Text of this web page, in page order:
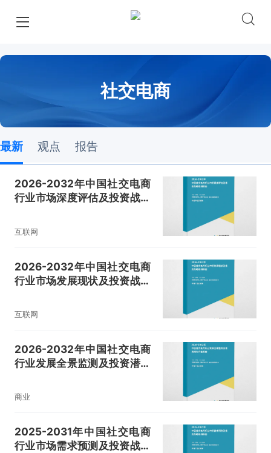
社交电商
最新 观点 报告
2026-2032年中国社交电商
行业市场深度评估及投资战略
互联网
2026-2032年中国社交电商
行业市场发展现状及投资战略
互联网
2026-2032年中国社交电商
行业发展全景监测及投资潜力
商业
2025-2031年中国社交电商
行业市场需求预测及投资战略